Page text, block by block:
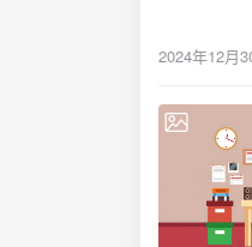
配置的软件
["https://
2024年12月